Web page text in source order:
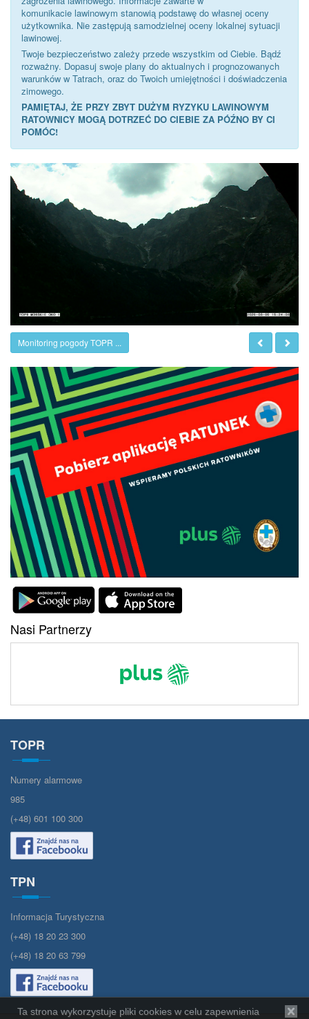
komunikacie lawinowym stanowią podstawę do własnej oceny
użytkownika. Nie zastępują samodzielnej oceny lokalnej sytuacji
lawinowej.
Twoje bezpieczeństwo zależy przede wszystkim od Ciebie. Bądź
rozważny. Dopasuj swoje plany do aktualnych i prognozowanych
warunków w Tatrach, oraz do Twoich umiejętności i doświadczenia
zimowego.
PAMIĘTAJ, ŻE PRZY ZBYT DUŻYM RYZYKU LAWINOWYM
RATOWNICY MOGĄ DOTRZEĆ DO CIEBIE ZA PÓŹNO BY CI
POMÓC!
Monitoring pogody TOPR ...
Nasi Partnerzy
TOPR
Numery alarmowe
985
(+48) 601 100 300
TPN
Informacja Turystyczna
(+48) 18 20 23 300
(+48) 18 20 63 799
Ta strona wykorzystuje pliki cookies w celu zapewnienia